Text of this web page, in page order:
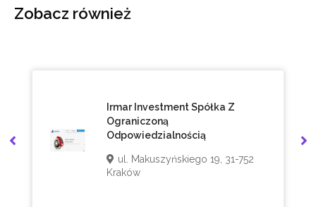
Zobacz również
Irmar Investment Spółka Z
Ograniczoną
Odpowiedzialnością
ul. Makuszyńskiego 19, 31-752
Kraków